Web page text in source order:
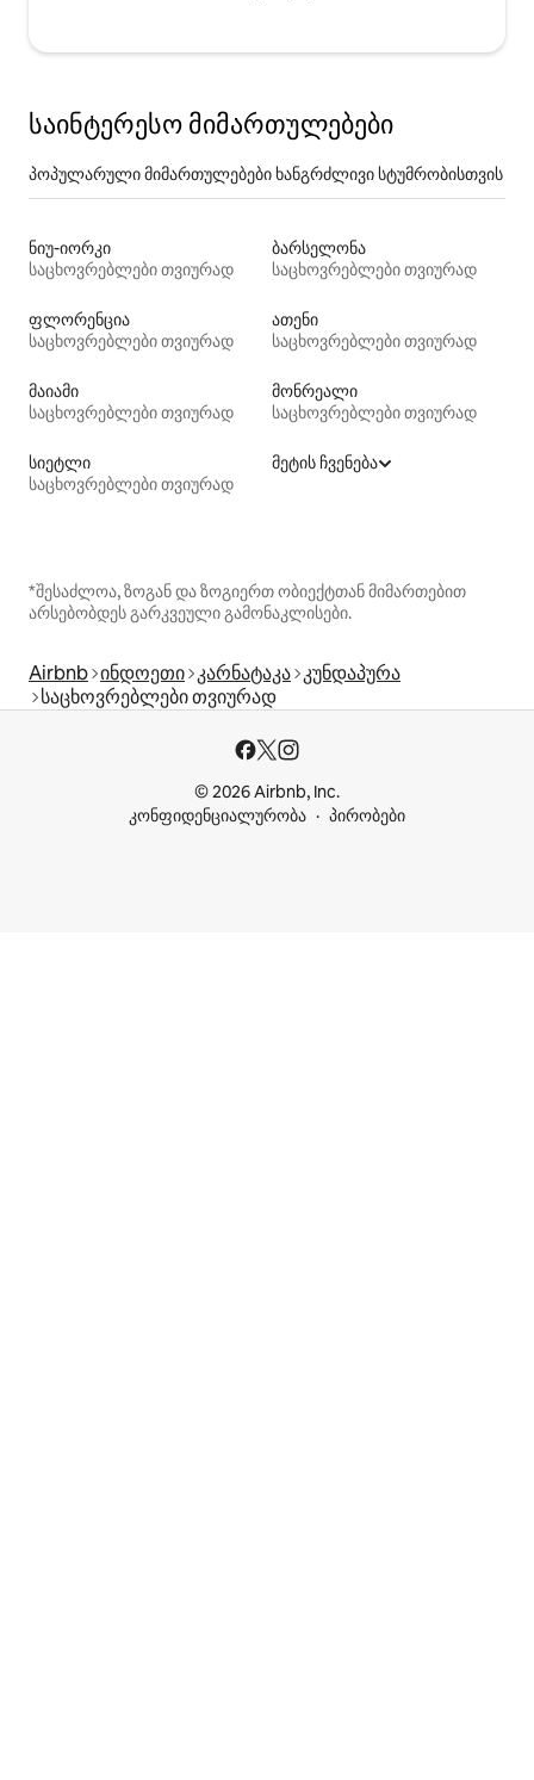
საინტერესო მიმართულებები
პოპულარული მიმართულებები ხანგრძლივი სტუმრობისთვის
ნიუ-იორკი
საცხოვრებლები თვიურად
ბარსელონა
საცხოვრებლები თვიურად
ფლორენცია
საცხოვრებლები თვიურად
ათენი
საცხოვრებლები თვიურად
მაიამი
საცხოვრებლები თვიურად
მონრეალი
საცხოვრებლები თვიურად
სიეტლი
საცხოვრებლები თვიურად
მეტის ჩვენება
*შესაძლოა, ზოგან და ზოგიერთ ობიექტთან მიმართებით
არსებობდეს გარკვეული გამონაკლისები.
Airbnb ინდოეთი კარნატაკა კუნდაპურა
საცხოვრებლები თვიურად
© 2026 Airbnb, Inc.
კონფიდენციალურობა
პირობები